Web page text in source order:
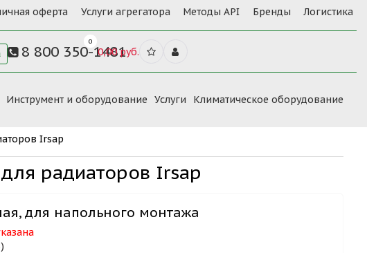
оферта Услуги агрегатора Методы API Бренды Логистика
8 800 350-1481
0
0,00 руб.
Инструмент и оборудование Услуги Климатическое оборудование
Irsap
радиаторов Irsap
для напольного монтажа